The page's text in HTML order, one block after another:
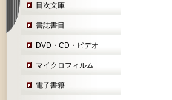
目次文庫
書誌書目
DVD・CD・ビデオ
マイクロフィルム
電子書籍